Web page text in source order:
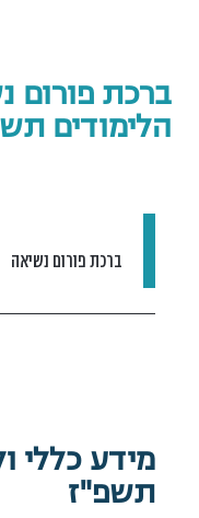
ברכת פורום
הלימודים
ברכת פורום נשיאה
מידע כללי
תשפ"ז